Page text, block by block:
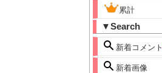
累計
▼Search
新着コメント
新着画像